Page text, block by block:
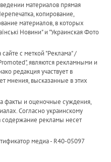
материалов прямая
копирование,
материалов, в которых
Новини" и "Украинская Фото
с меткой "Реклама" /
являются рекламными и
редакция участвует в
мнения, высказанные в этих
факты и оценочные суждения,
Согласно украинскому
содержание рекламы несет
медиа - R40-05097